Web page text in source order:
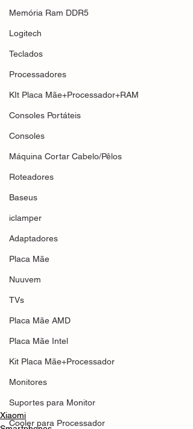
Memória Ram DDR5
Logitech
Teclados
Processadores
KIt Placa Mãe+Processador+RAM
Consoles Portáteis
Consoles
Máquina Cortar Cabelo/Pêlos
Roteadores
Baseus
iclamper
Adaptadores
Placa Mãe
Nuuvem
TVs
Placa Mãe AMD
Placa Mãe Intel
Kit Placa Mãe+Processador
Monitores
Suportes para Monitor
Cooler para Processador
Xiaomi